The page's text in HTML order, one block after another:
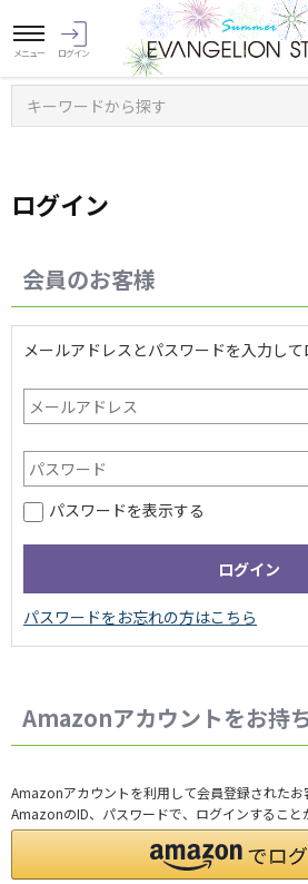
キーワードから探す
ログイン
会員のお客様
メールアドレスとパスワードを入力して
パスワードを表示する
Amazonアカウントをお持
Amazonアカウントを利用して会員登録されたお
AmazonのID、パスワードで、ログインすること